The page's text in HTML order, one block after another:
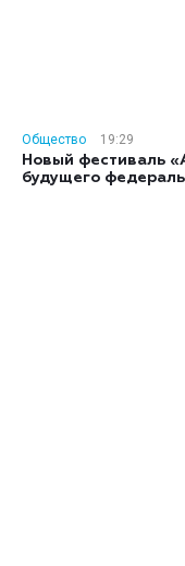
Общество
19:29
Новый фестиваль
будущего